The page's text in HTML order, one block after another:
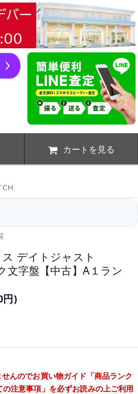
カートを見る
デイトジャスト
文字盤【中古】A１ラン
円)
んのでお買い物ガイド 「商品ランク
の注意事項」 を必ずお読みの上ご利用